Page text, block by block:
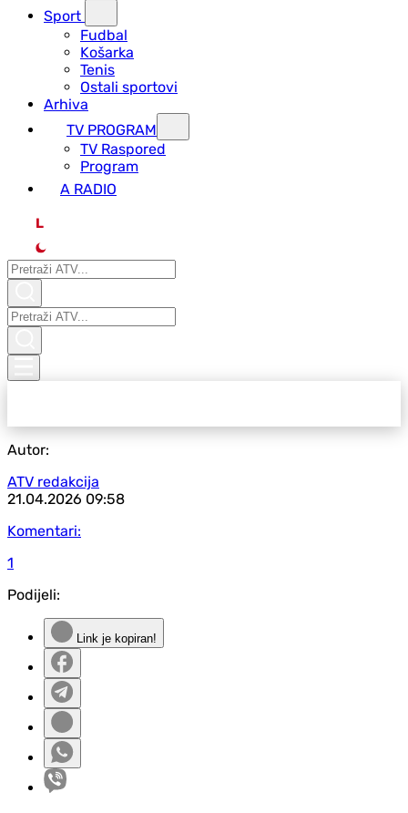
Sport
Fudbal
Košarka
Tenis
Ostali sportovi
Arhiva
TV PROGRAM
ТV Raspored
Program
A RADIO
L
Autor:
ATV redakcija
21.04.2026 09:58
Komentari:
1
Podijeli:
Link je kopiran!